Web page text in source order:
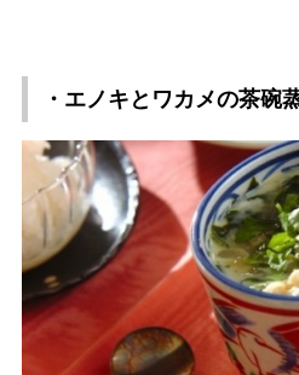
・エノキとワカメの茶碗